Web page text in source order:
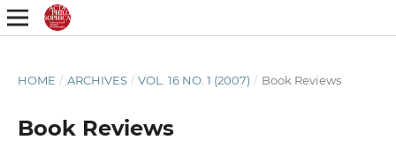
HOME / ARCHIVES / VOL. 16 NO. 1 (2007) / Book Reviews
Book Reviews